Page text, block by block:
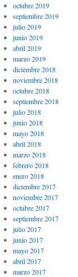
octubre 2019
septiembre 2019
julio 2019
junio 2019
abril 2019
marzo 2019
diciembre 2018
noviembre 2018
octubre 2018
septiembre 2018
julio 2018
junio 2018
mayo 2018
abril 2018
marzo 2018
febrero 2018
enero 2018
diciembre 2017
noviembre 2017
octubre 2017
septiembre 2017
julio 2017
junio 2017
mayo 2017
abril 2017
marzo 2017